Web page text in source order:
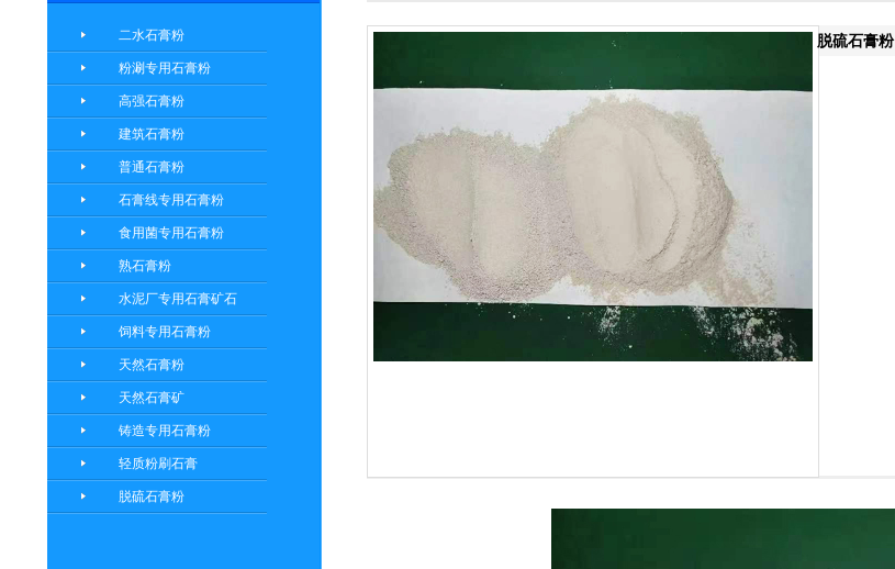
脱硫石膏粉
二水石膏粉
粉涮专用石膏粉
高强石膏粉
建筑石膏粉
普通石膏粉
石膏线专用石膏粉
食用菌专用石膏粉
熟石膏粉
水泥厂专用石膏矿石
饲料专用石膏粉
天然石膏粉
天然石膏矿
铸造专用石膏粉
轻质粉刷石膏
脱硫石膏粉